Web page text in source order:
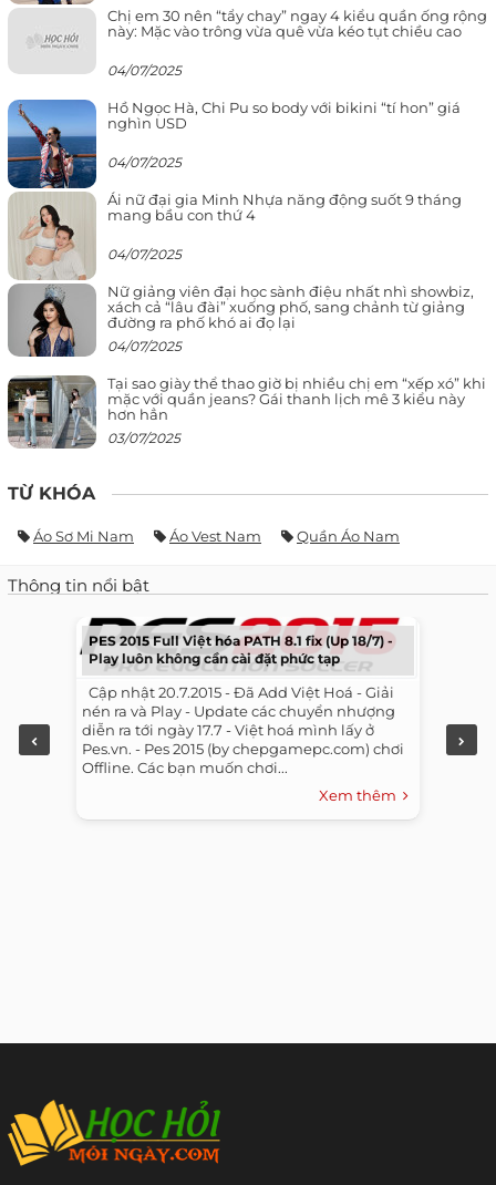
Chị em 30 nên “tẩy chay” ngay 4 kiểu quần ống rộng
này: Mặc vào trông vừa quê vừa kéo tụt chiều cao
04/07/2025
Hồ Ngọc Hà, Chi Pu so body với bikini “tí hon” giá
nghìn USD
04/07/2025
Ái nữ đại gia Minh Nhựa năng động suốt 9 tháng
mang bầu con thứ 4
04/07/2025
Nữ giảng viên đại học sành điệu nhất nhì showbiz,
xách cả “lâu đài” xuống phố, sang chảnh từ giảng
đường ra phố khó ai đọ lại
04/07/2025
Tại sao giày thể thao giờ bị nhiều chị em “xếp xó” khi
mặc với quần jeans? Gái thanh lịch mê 3 kiểu này
hơn hẳn
03/07/2025
TỪ KHÓA
Áo Sơ Mi Nam Áo Vest Nam Quần Áo Nam
Thông tin nổi bật
PES 2015 Full Việt hóa PATH 8.1 fix (Up 18/7) -
Play luôn không cần cài đặt phức tạp
​ ​ Cập nhật 20.7.2015 - Đã Add Việt Hoá - Giải
nén ra và Play - Update các chuyển nhượng
diễn ra tới ngày 17.7 - Việt hoá mình lấy ở
Pes.vn. - Pes 2015 (by chepgamepc.com) chơi
Offline. Các bạn muốn chơi...
Xem thêm